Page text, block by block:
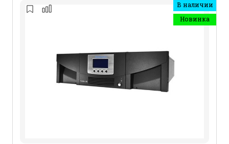
В наличии
Новинка